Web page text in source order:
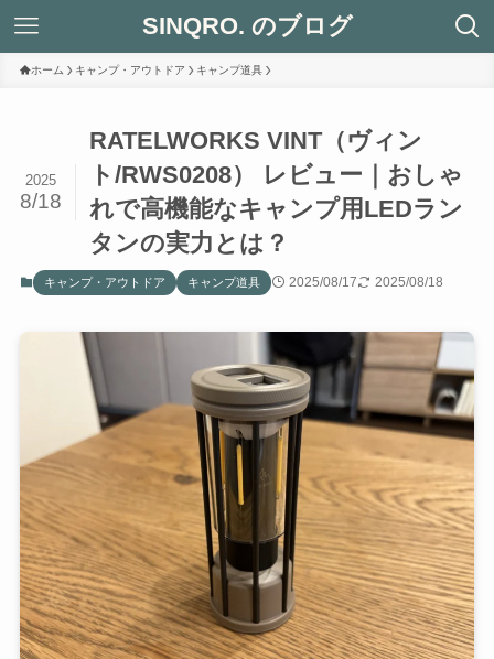
SINQRO. のブログ
ホーム キャンプ・アウトドア キャンプ道具
RATELWORKS VINT（ヴィン
ト/RWS0208） レビュー｜おしゃ
れで高機能なキャンプ用LEDラン
タンの実力とは？
2025
8/18
キャンプ・アウトドア キャンプ道具 2025/08/17 2025/08/18